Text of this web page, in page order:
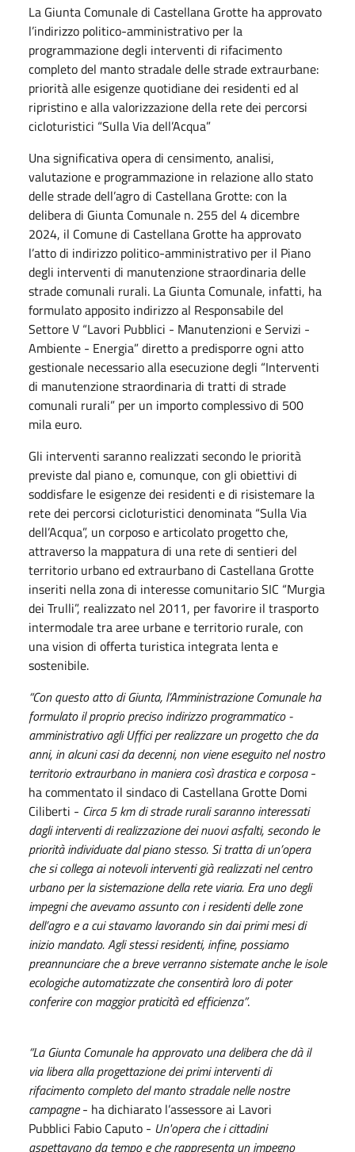
La Giunta Comunale di Castellana Grotte ha approvato
l’indirizzo politico-amministrativo per la
programmazione degli interventi di rifacimento
completo del manto stradale delle strade extraurbane:
priorità alle esigenze quotidiane dei residenti ed al
ripristino e alla valorizzazione della rete dei percorsi
cicloturistici “Sulla Via dell’Acqua”
Una significativa opera di censimento, analisi,
valutazione e programmazione in relazione allo stato
delle strade dell’agro di Castellana Grotte: con la
delibera di Giunta Comunale n. 255 del 4 dicembre
2024, il Comune di Castellana Grotte ha approvato
l’atto di indirizzo politico-amministrativo per il Piano
degli interventi di manutenzione straordinaria delle
strade comunali rurali. La Giunta Comunale, infatti, ha
formulato apposito indirizzo al Responsabile del
Settore V “Lavori Pubblici - Manutenzioni e Servizi -
Ambiente - Energia” diretto a predisporre ogni atto
gestionale necessario alla esecuzione degli “Interventi
di manutenzione straordinaria di tratti di strade
comunali rurali” per un importo complessivo di 500
mila euro.
Gli interventi saranno realizzati secondo le priorità
previste dal piano e, comunque, con gli obiettivi di
soddisfare le esigenze dei residenti e di risistemare la
rete dei percorsi cicloturistici denominata “Sulla Via
dell’Acqua”, un corposo e articolato progetto che,
attraverso la mappatura di una rete di sentieri del
territorio urbano ed extraurbano di Castellana Grotte
inseriti nella zona di interesse comunitario SIC “Murgia
dei Trulli”, realizzato nel 2011, per favorire il trasporto
intermodale tra aree urbane e territorio rurale, con
una vision di offerta turistica integrata lenta e
sostenibile.
“Con questo atto di Giunta, l’Amministrazione Comunale ha
formulato il proprio preciso indirizzo programmatico -
amministrativo agli Uffici per realizzare un progetto che da
anni, in alcuni casi da decenni, non viene eseguito nel nostro
territorio extraurbano in maniera così drastica e corposa-
ha commentato il sindaco di Castellana Grotte Domi
Ciliberti - Circa 5 km di strade rurali saranno interessati
dagli interventi di realizzazione dei nuovi asfalti, secondo le
priorità individuate dal piano stesso. Si tratta di un’opera
che si collega ai notevoli interventi già realizzati nel centro
urbano per la sistemazione della rete viaria. Era uno degli
impegni che avevamo assunto con i residenti delle zone
dell’agro e a cui stavamo lavorando sin dai primi mesi di
inizio mandato. Agli stessi residenti, infine, possiamo
preannunciare che a breve verranno sistemate anche le isole
ecologiche automatizzate che consentirà loro di poter
conferire con maggior praticità ed efficienza”.
“La Giunta Comunale ha approvato una delibera che dà il
via libera alla progettazione dei primi interventi di
rifacimento completo del manto stradale nelle nostre
campagne- ha dichiarato l’assessore ai Lavori
Pubblici Fabio Caputo - Un'opera che i cittadini
aspettavano da tempo e che rappresenta un impegno